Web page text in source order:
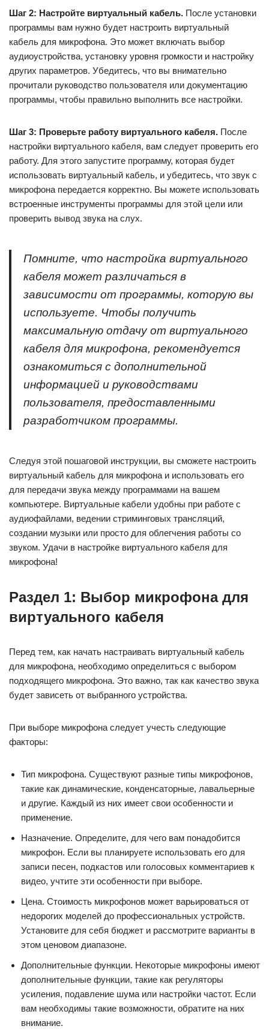
Шаг 2: Настройте виртуальный кабель. После установки
программы вам нужно будет настроить виртуальный
кабель для микрофона. Это может включать выбор
аудиоустройства, установку уровня громкости и настройку
других параметров. Убедитесь, что вы внимательно
прочитали руководство пользователя или документацию
программы, чтобы правильно выполнить все настройки.
Шаг 3: Проверьте работу виртуального кабеля. После
настройки виртуального кабеля, вам следует проверить его
работу. Для этого запустите программу, которая будет
использовать виртуальный кабель, и убедитесь, что звук с
микрофона передается корректно. Вы можете использовать
встроенные инструменты программы для этой цели или
проверить вывод звука на слух.
Помните, что настройка виртуального
кабеля может различаться в
зависимости от программы, которую вы
используете. Чтобы получить
максимальную отдачу от виртуального
кабеля для микрофона, рекомендуется
ознакомиться с дополнительной
информацией и руководствами
пользователя, предоставленными
разработчиком программы.
Следуя этой пошаговой инструкции, вы сможете настроить
виртуальный кабель для микрофона и использовать его
для передачи звука между программами на вашем
компьютере. Виртуальные кабели удобны при работе с
аудиофайлами, ведении стриминговых трансляций,
создании музыки или просто для облегчения работы со
звуком. Удачи в настройке виртуального кабеля для
микрофона!
Раздел 1: Выбор микрофона для
виртуального кабеля
Перед тем, как начать настраивать виртуальный кабель
для микрофона, необходимо определиться с выбором
подходящего микрофона. Это важно, так как качество звука
будет зависеть от выбранного устройства.
При выборе микрофона следует учесть следующие
факторы:
Тип микрофона. Существуют разные типы микрофонов,
такие как динамические, конденсаторные, лавальерные
и другие. Каждый из них имеет свои особенности и
применение.
Назначение. Определите, для чего вам понадобится
микрофон. Если вы планируете использовать его для
записи песен, подкастов или голосовых комментариев к
видео, учтите эти особенности при выборе.
Цена. Стоимость микрофонов может варьироваться от
недорогих моделей до профессиональных устройств.
Установите для себя бюджет и рассмотрите варианты в
этом ценовом диапазоне.
Дополнительные функции. Некоторые микрофоны имеют
дополнительные функции, такие как регуляторы
усиления, подавление шума или настройки частот. Если
вам необходимы такие возможности, обратите на них
внимание.